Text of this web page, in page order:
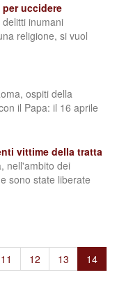
uccidere
inumani
religione, si vuol
ospiti della
il Papa: il 16 aprile
vittime della tratta
nell'ambito dei
sono state liberate
11 12 13
14